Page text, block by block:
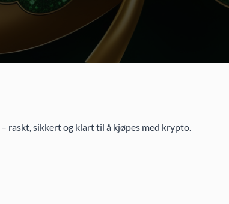
raskt, sikkert og klart til å kjøpes med krypto.